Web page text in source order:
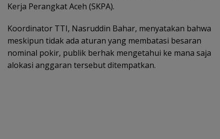
Kerja Perangkat Aceh (SKPA).
Koordinator TTI, Nasruddin Bahar, menyatakan bahwa
meskipun tidak ada aturan yang membatasi besaran
nominal pokir, publik berhak mengetahui ke mana saja
alokasi anggaran tersebut ditempatkan.